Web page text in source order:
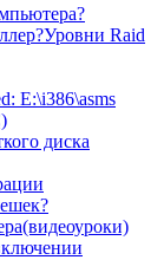
Raid
E:\i386\asms
диска